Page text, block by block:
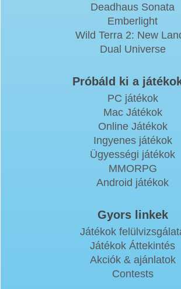
Deadhaus Sonata
Emberlight
Wild Terra 2: New
Dual Universe
Próbáld ki a
PC játékok
Mac Játékok
Online Játékok
Ingyenes játékok
Ügyességi játékok
MMORPG
Android játékok
Gyors linkek
Játékok
Játékok Áttekintés
Akciók & ajánlatok
Contests